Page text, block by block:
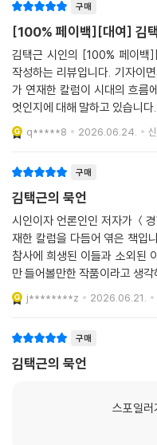
간 내재한 광범한 폭력의 줄기
절 “손바닥으로 얼굴만 가격하
서도 발견되며(2부 「폭력과 정
서, 끼여서, 치여서” 죽는 수많
죽음의 어머니」). “교회에 불을
같은 국가적 폭력도 있다(1부 「푸
산과 들 그리고 수많은 생명체
에 두는 손쉬운 방법을 택하지
다. 폭력의 역사와 문화 속에
인간에게는 함께 극복해야 할
시 함께 나눠야 한다. “피해자
력을 추방할 수 있다.” 폭력의
을 방기하지 않는 것, “오염된
달동네에서 달을 본 적 있는가
『묵언』 총 5부로 구성됐다. 1부
다」에서는 점점 사라져 가는
구매
[100% 페이백][대여] 김
김택근 시인의 [100% 페이백
작성하는 리뷰입니다. 기자이
가 연재한 칼럼이 시대의 흐름
엇인지에 대해 말하고 있습니다.
q*****8 2026.06.24.
구매
김택근의 묵언
시인이자 언론인인 저자가 ＜경
재한 칼럼을 다듬어 엮은 책입
참사에 희생된 이들과 소외된
만 들어볼만한 작품이라고 생각
j********z 2026.06.21.
구매
김택근의 묵언
스포일러